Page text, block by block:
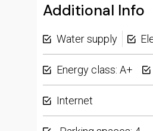
Additional Info
Water supply
Energy class: A+
Internet